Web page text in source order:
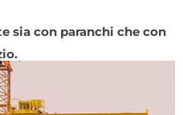
sia con paranchi che con